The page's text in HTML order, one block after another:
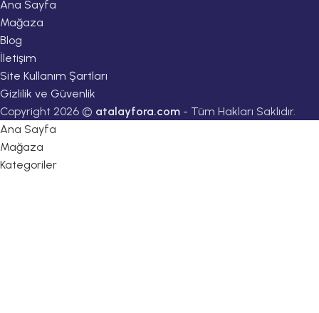
Ana Sayfa
Mağaza
Blog
İletişim
Site Kullanım Şartları
Gizlilik ve Güvenlik
Copyright 2026 © atalayfora.com - Tüm Hakları Saklıdır.
Ana Sayfa
Mağaza
Kategoriler